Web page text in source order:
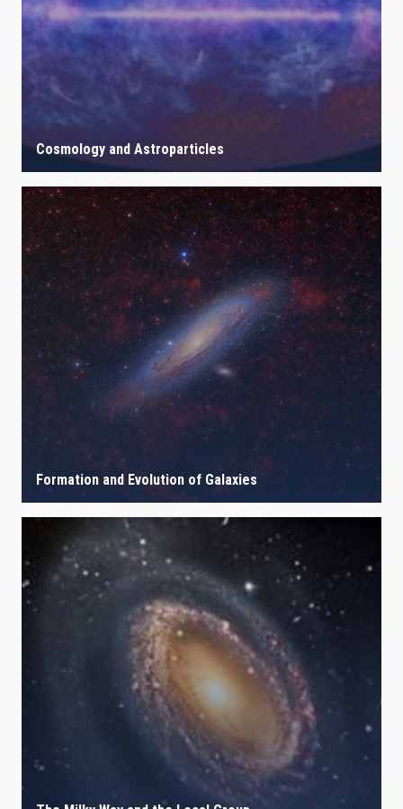
Cosmology and Astroparticles
Formation and Evolution of Galaxies